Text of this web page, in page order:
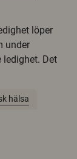
löper
under
ledighet. Det
hälsa